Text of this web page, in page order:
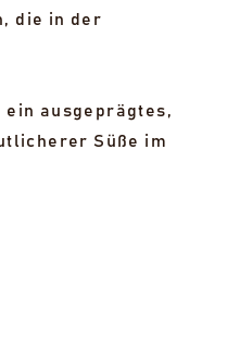
die in der
ausgeprägtes,
Süße im